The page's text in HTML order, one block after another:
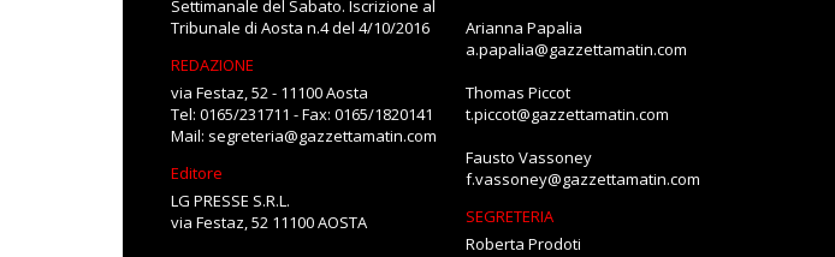
Settimanale del Sabato. Iscrizione al
Tribunale di Aosta n.4 del 4/10/2016
REDAZIONE
via Festaz, 52 - 11100 Aosta
Tel: 0165/231711 - Fax: 0165/1820141
Mail: segreteria@gazzettamatin.com
Editore
LG PRESSE S.R.L.
via Festaz, 52 11100 AOSTA
Arianna Papalia
a.papalia@gazzettamatin.com
Thomas Piccot
t.piccot@gazzettamatin.com
Fausto Vassoney
f.vassoney@gazzettamatin.com
SEGRETERIA
Roberta Prodoti